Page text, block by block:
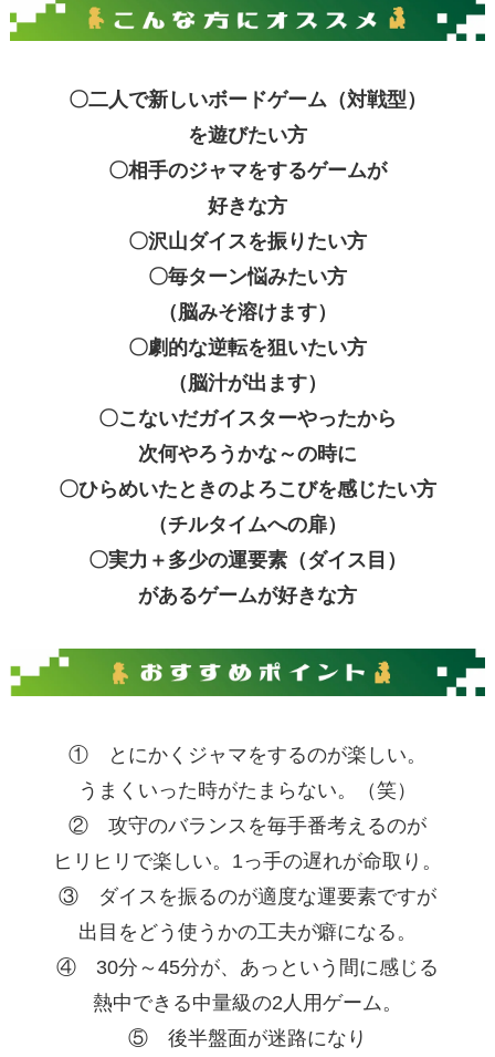
〇二人で新しいボードゲーム（対戦型）
を遊びたい方
〇相手のジャマをするゲームが
好きな方
〇沢山ダイスを振りたい方
〇毎ターン悩みたい方
（脳みそ溶けます）
〇劇的な逆転を狙いたい方
（脳汁が出ます）
〇こないだガイスターやったから
次何やろうかな～の時に
〇ひらめいたときのよろこびを感じたい方
（チルタイムへの扉）
〇実力＋多少の運要素（ダイス目）
があるゲームが好きな方
① とにかくジャマをするのが楽しい。
うまくいった時がたまらない。（笑）
② 攻守のバランスを毎手番考えるのが
ヒリヒリで楽しい。1っ手の遅れが命取り。
③ ダイスを振るのが適度な運要素ですが
出目をどう使うかの工夫が癖になる。
④ 30分～45分が、あっという間に感じる
熱中できる中量級の2人用ゲーム。
⑤ 後半盤面が迷路になり